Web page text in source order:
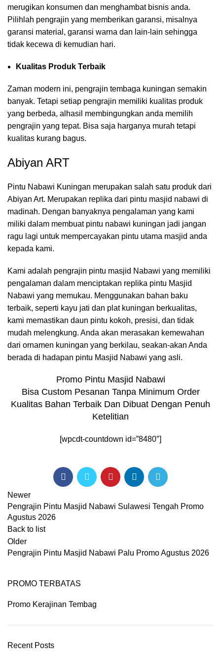
merugikan konsumen dan menghambat bisnis anda.
Pilihlah pengrajin yang memberikan garansi, misalnya
garansi material, garansi warna dan lain-lain sehingga
tidak kecewa di kemudian hari.
Kualitas Produk Terbaik
Zaman modern ini, pengrajin tembaga kuningan semakin
banyak. Tetapi setiap pengrajin memiliki kualitas produk
yang berbeda, alhasil membingungkan anda memilih
pengrajin yang tepat. Bisa saja harganya murah tetapi
kualitas kurang bagus.
Abiyan ART
Pintu Nabawi Kuningan merupakan salah satu produk dari
Abiyan Art. Merupakan replika dari pintu masjid nabawi di
madinah. Dengan banyaknya pengalaman yang kami
miliki dalam membuat pintu nabawi kuningan jadi jangan
ragu lagi untuk mempercayakan pintu utama masjid anda
kepada kami.
Kami adalah pengrajin pintu masjid Nabawi yang memiliki
pengalaman dalam menciptakan replika pintu Masjid
Nabawi yang memukau. Menggunakan bahan baku
terbaik, seperti kayu jati dan plat kuningan berkualitas,
kami memastikan daun pintu kokoh, presisi, dan tidak
mudah melengkung. Anda akan merasakan kemewahan
dari ornamen kuningan yang berkilau, seakan-akan Anda
berada di hadapan pintu Masjid Nabawi yang asli.
Promo Pintu Masjid Nabawi
Bisa Custom Pesanan Tanpa Minimum Order
Kualitas Bahan Terbaik Dan Dibuat Dengan Penuh
Ketelitian
[wpcdt-countdown id=”8480″]
Newer
Pengrajin Pintu Masjid Nabawi Sulawesi Tengah Promo
Agustus 2026
Back to list
Older
Pengrajin Pintu Masjid Nabawi Palu Promo Agustus 2026
PROMO TERBATAS
Promo Kerajinan Tembag
Recent Posts